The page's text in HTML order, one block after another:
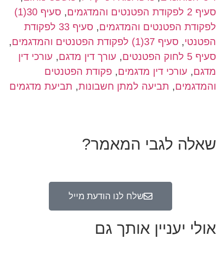
סעיף 2 לפקודת הפטנטים והמדגמים
,
סעיף 30(1)
לפקודת הפטנטים והמדגמים,
סעיף 33 לפקודת
הפטנטי, סעיף 37(1) לפקודת הפטנטים והמדגמים
,
סעיף 5 לחוק הפטנטים
, עורך דין מדגם, עורכי דין
מדגם, עורכי דין מדגמים, פקודת הפטנטים
והמדגמים, תביעה למתן חשבונות, תביעת מדגמים
שאלה לגבי המאמר?
שלח לנו הודעת מייל
אולי יעניין אותך גם